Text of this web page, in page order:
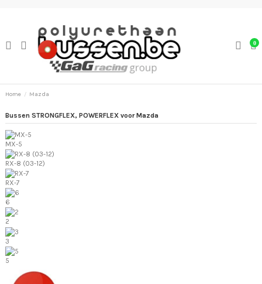
0
Home Mazda
Bussen STRONGFLEX, POWERFLEX voor Mazda
MX-5
RX-8 (03-12)
RX-7
6
2
3
5